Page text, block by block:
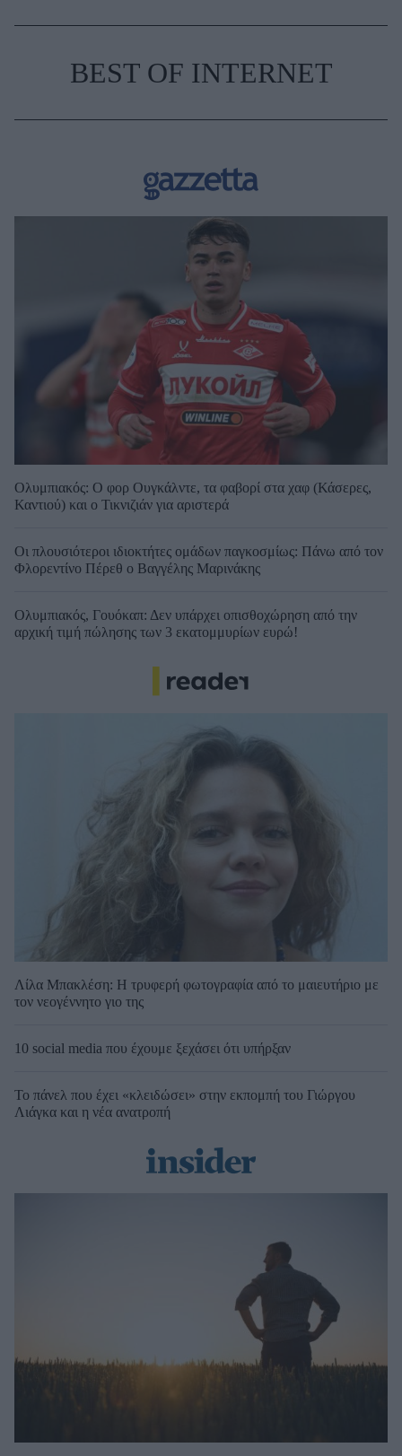
BEST OF INTERNET
Ολυμπιακός: Ο φορ Ουγκάλντε, τα φαβορί στα χαφ (Κάσερες,
Καντιού) και ο Τικνιζιάν για αριστερά
Οι πλουσιότεροι ιδιοκτήτες ομάδων παγκοσμίως: Πάνω από τον
Φλορεντίνο Πέρεθ ο Βαγγέλης Μαρινάκης
Ολυμπιακός, Γουόκαπ: Δεν υπάρχει οπισθοχώρηση από την
αρχική τιμή πώλησης των 3 εκατομμυρίων ευρώ!
Λίλα Μπακλέση: Η τρυφερή φωτογραφία από το μαιευτήριο με
τον νεογέννητο γιο της
10 social media που έχουμε ξεχάσει ότι υπήρξαν
Το πάνελ που έχει «κλειδώσει» στην εκπομπή του Γιώργου
Λιάγκα και η νέα ανατροπή